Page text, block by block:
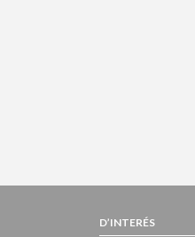
D’INTERÉS